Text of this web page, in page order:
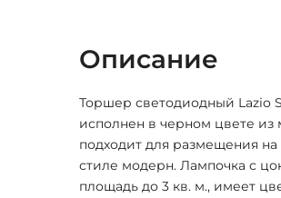
Описание
Торшер светодиодный Lazio
исполнен в черном цвете из
подходит для размещения на
стиле модерн. Лампочка с
площадь до 3 кв. м., имеет